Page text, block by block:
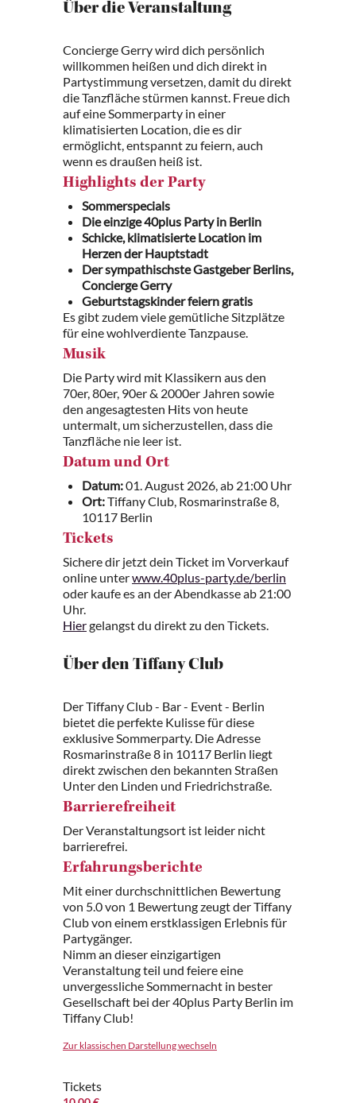
Über die Veranstaltung
Concierge Gerry wird dich persönlich
willkommen heißen und dich direkt in
Partystimmung versetzen, damit du direkt
die Tanzfläche stürmen kannst. Freue dich
auf eine Sommerparty in einer
klimatisierten Location, die es dir
ermöglicht, entspannt zu feiern, auch
wenn es draußen heiß ist.
Highlights der Party
Sommerspecials
Die einzige 40plus Party in Berlin
Schicke, klimatisierte Location im
Herzen der Hauptstadt
Der sympathischste Gastgeber Berlins,
Concierge Gerry
Geburtstagskinder feiern gratis
Es gibt zudem viele gemütliche Sitzplätze
für eine wohlverdiente Tanzpause.
Musik
Die Party wird mit Klassikern aus den
70er, 80er, 90er & 2000er Jahren sowie
den angesagtesten Hits von heute
untermalt, um sicherzustellen, dass die
Tanzfläche nie leer ist.
Datum und Ort
Datum:01. August 2026, ab 21:00 Uhr
Ort:Tiffany Club, Rosmarinstraße 8,
10117 Berlin
Tickets
Sichere dir jetzt dein Ticket im Vorverkauf
online unterwww.40plus-party.de/berlin
oder kaufe es an der Abendkasse ab 21:00
Uhr.
Hiergelangst du direkt zu den Tickets.
Über den Tiffany Club
Der Tiffany Club - Bar - Event - Berlin
bietet die perfekte Kulisse für diese
exklusive Sommerparty. Die Adresse
Rosmarinstraße 8 in 10117 Berlin liegt
direkt zwischen den bekannten Straßen
Unter den Linden und Friedrichstraße.
Barrierefreiheit
Der Veranstaltungsort ist leider nicht
barrierefrei.
Erfahrungsberichte
Mit einer durchschnittlichen Bewertung
von 5.0 von 1 Bewertung zeugt der Tiffany
Club von einem erstklassigen Erlebnis für
Partygänger.
Nimm an dieser einzigartigen
Veranstaltung teil und feiere eine
unvergessliche Sommernacht in bester
Gesellschaft bei der 40plus Party Berlin im
Tiffany Club!
Zur klassischen Darstellung wechseln
Tickets